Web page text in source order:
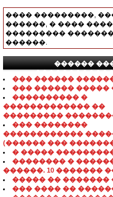
���� ���������,
������, � ����
���������
������.
������
��� ������
��� ������ �����
���������� �
������������� ��
���������
��� ��������
������������
(������ ���
� �����
�������� �
������. 10 �������
����� �� �������
��� ���� ��